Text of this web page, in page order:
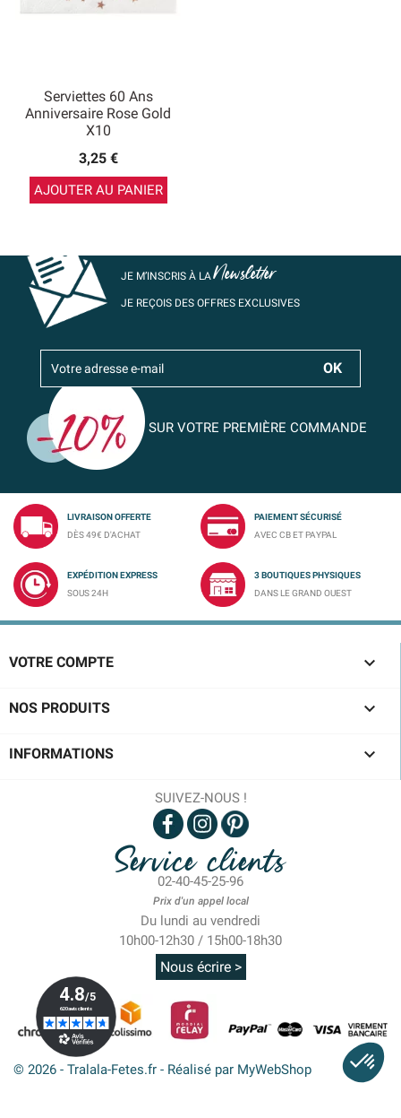
Serviettes 60 Ans
Anniversaire Rose Gold
X10
3,25 €
AJOUTER AU PANIER
JE M’INSCRIS À LANewsletter
JE REÇOIS DES OFFRES EXCLUSIVES
SUR VOTRE PREMIÈRE COMMANDE
LIVRAISON OFFERTE
DÈS 49€ D'ACHAT
PAIEMENT SÉCURISÉ
AVEC CB ET PAYPAL
EXPÉDITION EXPRESS
SOUS 24H
3 BOUTIQUES PHYSIQUES
DANS LE GRAND OUEST
VOTRE COMPTE 
NOS PRODUITS 
INFORMATIONS 
SUIVEZ-NOUS !
Service clients
02-40-45-25-96
Prix d'un appel local
Du lundi au vendredi
10h00-12h30 / 15h00-18h30
Nous écrire >
© 2026 - Tralala-Fetes.fr - Réalisé par MyWebShop